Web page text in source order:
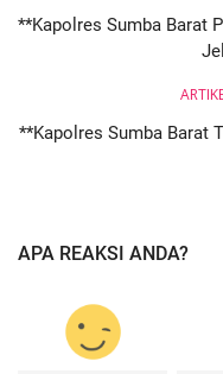
**Kapolres Sumba Barat
**Kapolres Sumba Barat
APA REAKSI ANDA?